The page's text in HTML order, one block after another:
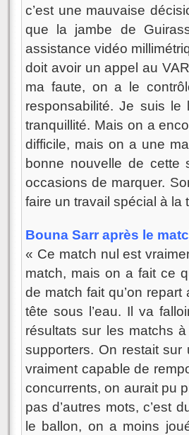
c’est une mauvaise
que la jambe de
assistance vidéo
doit avoir un appel au
ma faute, on a le
responsabilité. Je suis
tranquillité. Mais on a
difficile, mais on a une
bonne nouvelle de cette
occasions de marquer.
faire un travail spécial à la
Bouna Sarr après le
« Ce match nul est
match, mais on a fait ce
de match fait qu’on
tête sous l’eau. Il va
résultats sur les matchs
supporters. On restait sur
vraiment capable de
concurrents, on aurait pu
pas d’autres mots, c’est
le ballon, on a moins